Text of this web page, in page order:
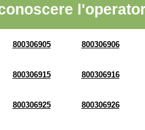
800306905 800306906
800306915 800306916
800306925 800306926